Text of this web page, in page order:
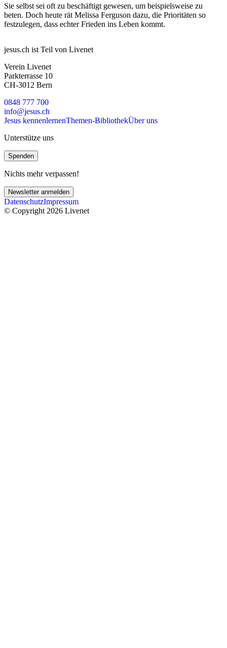
Sie selbst sei oft zu beschäftigt gewesen, um beispielsweise zu
beten. Doch heute rät Melissa Ferguson dazu, die Prioritäten so
festzulegen, dass echter Frieden ins Leben kommt.
jesus.ch ist Teil von Livenet
Verein Livenet
Parkterrasse 10
CH-3012 Bern
0848 777 700
info@jesus.ch
Jesus kennenlernenThemen-BibliothekÜber uns
Unterstütze uns
Spenden
Nichts mehr verpassen!
Newsletter anmelden
DatenschutzImpressum
© Copyright 2026 Livenet